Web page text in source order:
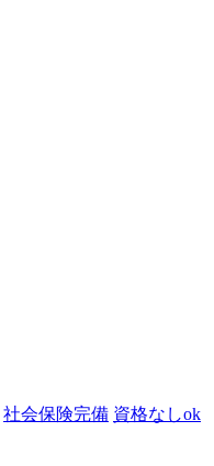
社会保険完備 資格なしok